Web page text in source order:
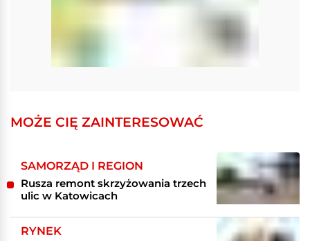
MOŻE CIĘ ZAINTERESOWAĆ
SAMORZĄD I REGION
Rusza remont skrzyżowania trzech
ulic w Katowicach
RYNEK